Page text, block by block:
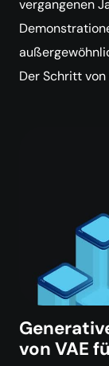
vergangenen
Der Schritt
von VAE